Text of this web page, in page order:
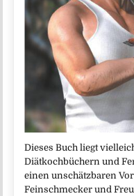
Dieses Buch liegt
Diätkochbüchern und
einen unschätzbaren
Feinschmecker und